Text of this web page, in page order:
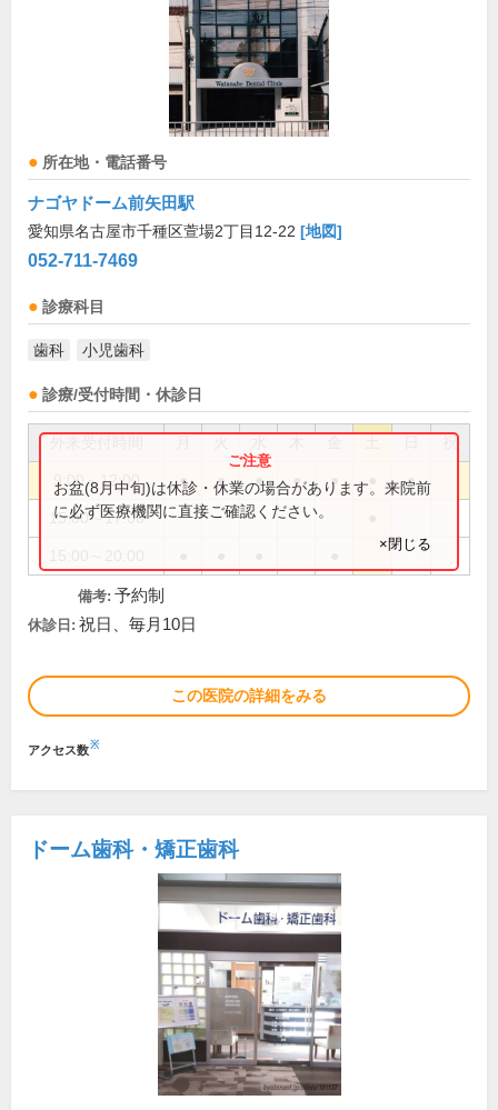
所在地・電話番号
ナゴヤドーム前矢田駅
愛知県名古屋市千種区萱場2丁目12-22 [地図]
052-711-7469
診療科目
歯科 小児歯科
診療/受付時間・休診日
祝
9:00～12:00 ● ● ● ● ● ●
15:00～17:00
お盆(8月中旬)は休診・休業の場合があります。来院前
に必ず医療機関に直接ご確認ください。
×閉じる
備考: 予約制
休診日: 祝日、毎月10日
この医院の詳細をみる
アクセス数※
ドーム歯科・矯正歯科